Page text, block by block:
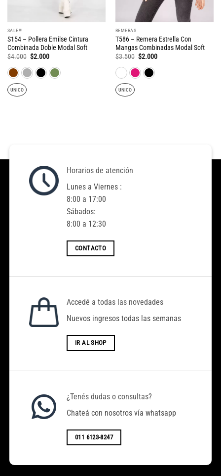
SALE!!!
S154 – Pollera Emilse Cintura
Combinada Doble Modal Soft
$4.000 El
original
era:
$2.000El
actual
es:
UNICO
REMERAS
T586 – Remera Estrella Con
Mangas Combinadas Modal Soft
$3.500 El
original
era:
$2.000El
UNICO
Horarios de atención
Lunes a Viernes :
8:00 a 17:00
Sábados:
8:00 a 12:30
CONTACTO
Accedé a todas las novedades
Nuevos ingresos todas las semanas
IR AL SHOP
¿Tenés dudas o consultas?
Chateá con nosotros vía whatsapp
011 6123-8247